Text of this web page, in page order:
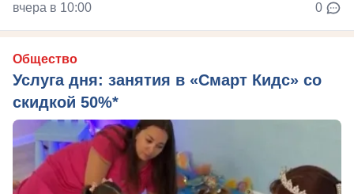
вчера в 10:00 0
Общество
Услуга дня: занятия в «Смарт Кидс» со
скидкой 50%*